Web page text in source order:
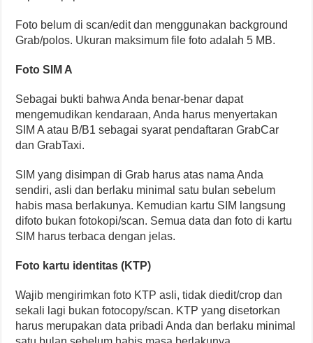
Foto belum di scan/edit dan menggunakan background
Grab/polos. Ukuran maksimum file foto adalah 5 MB.
Foto SIM A
Sebagai bukti bahwa Anda benar-benar dapat
mengemudikan kendaraan, Anda harus menyertakan
SIM A atau B/B1 sebagai syarat pendaftaran GrabCar
dan GrabTaxi.
SIM yang disimpan di Grab harus atas nama Anda
sendiri, asli dan berlaku minimal satu bulan sebelum
habis masa berlakunya. Kemudian kartu SIM langsung
difoto bukan fotokopi/scan. Semua data dan foto di kartu
SIM harus terbaca dengan jelas.
Foto kartu identitas (KTP)
Wajib mengirimkan foto KTP asli, tidak diedit/crop dan
sekali lagi bukan fotocopy/scan. KTP yang disetorkan
harus merupakan data pribadi Anda dan berlaku minimal